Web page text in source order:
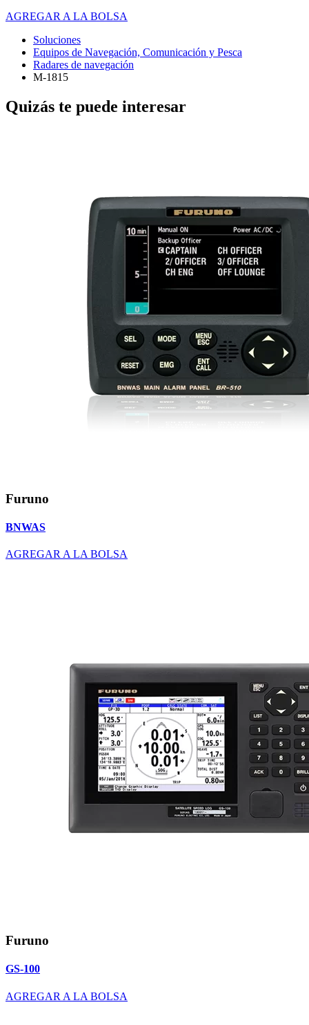
AGREGAR A LA BOLSA
Soluciones
Equipos de Navegación, Comunicación y Pesca
Radares de navegación
M-1815
Quizás te puede interesar
Furuno
BNWAS
AGREGAR A LA BOLSA
Furuno
GS-100
AGREGAR A LA BOLSA